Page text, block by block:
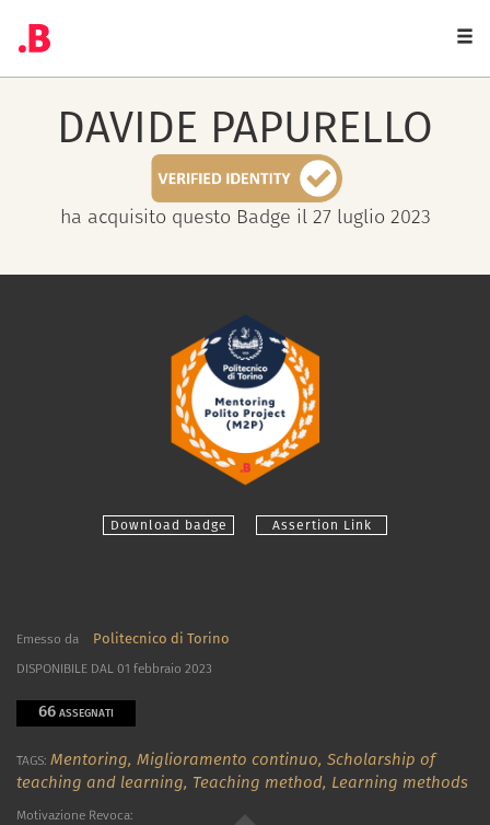
DAVIDE PAPURELLO
ha acquisito questo Badge il 27 luglio 2023
Download badge Assertion Link
Emesso da Politecnico di Torino
DISPONIBILE DAL 01 febbraio 2023
66 ASSEGNATI
TAGS: Mentoring, Miglioramento continuo, Scholarship of
teaching and learning, Teaching method, Learning methods
Motivazione Revoca: